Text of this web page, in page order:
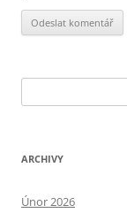
ARCHIVY
Únor 2026